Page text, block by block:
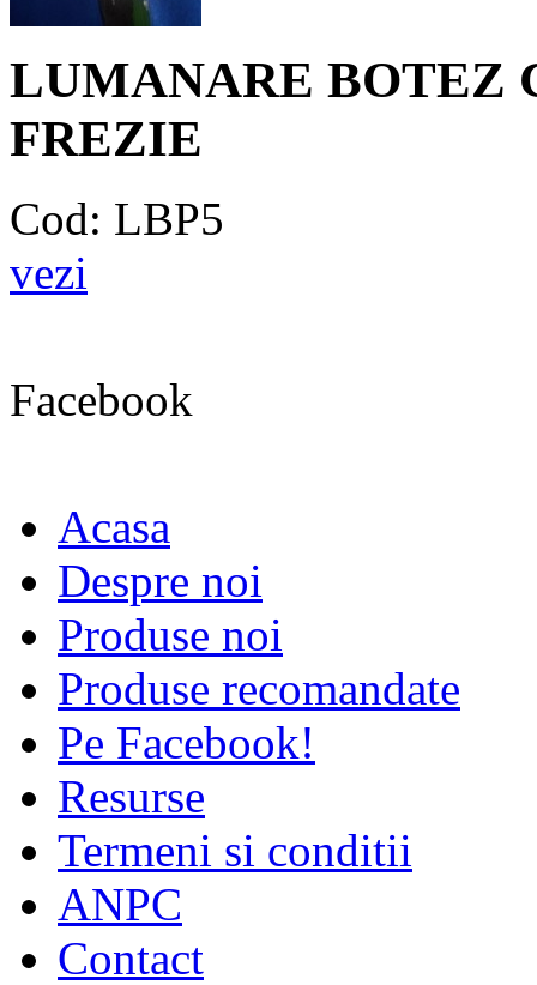
LUMANARE BOTEZ
FREZIE
Cod: LBP5
vezi
Facebook
Acasa
Despre noi
Produse noi
Produse recomandate
Pe Facebook!
Resurse
Termeni si conditii
ANPC
Contact